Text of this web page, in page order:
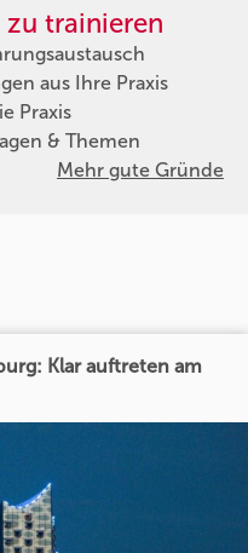
trainieren
aus Ihre Praxis
Praxis
& Themen
Mehr gute Gründe
Klar auftreten am